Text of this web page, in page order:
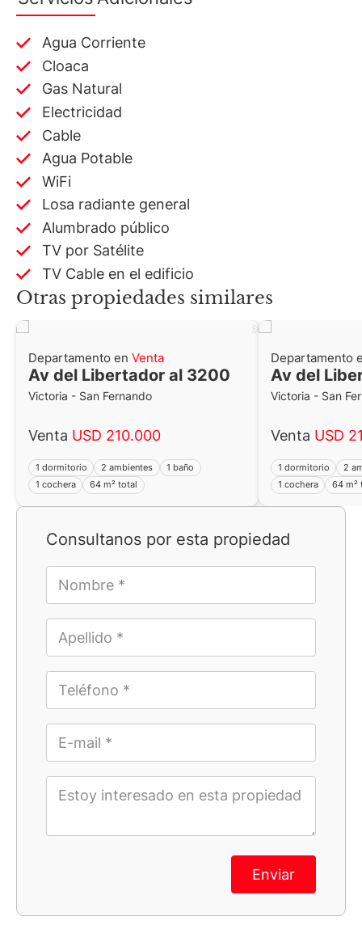
Consultanos por esta propiedad
Enviar
Agua Corriente
Cloaca
Gas Natural
Electricidad
Cable
Agua Potable
WiFi
Losa radiante general
Alumbrado público
TV por Satélite
TV Cable en el edificio
Otras propiedades similares
Departamento en Venta
Av del Libertador al 3200
Victoria - San Fernando
Venta USD 210.000
1 dormitorio 2 ambientes
1 baño
1 cochera
64 m² total
Departamento
Av del
Victoria - San
Venta USD
1 dormitorio
2
1 cochera
64 m²